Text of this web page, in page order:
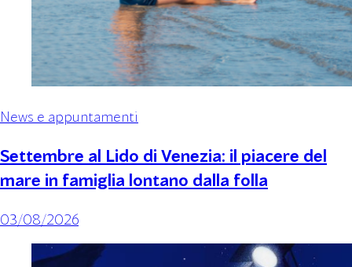
News e appuntamenti
Settembre al Lido di Venezia: il piacere del
mare in famiglia lontano dalla folla
03/08/2026